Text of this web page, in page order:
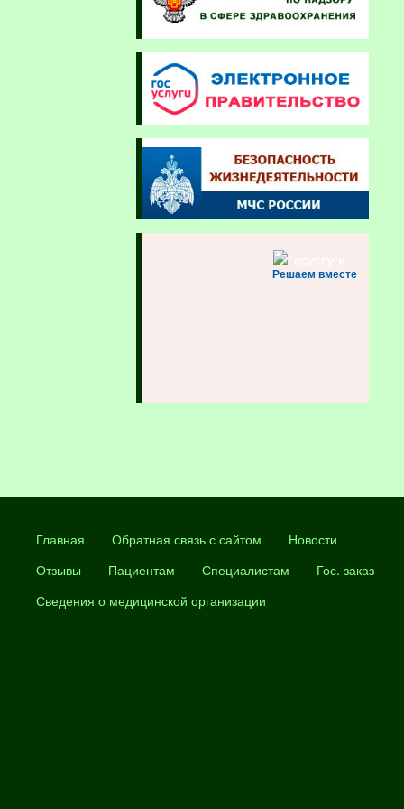
Решаем вместе
Главная Обратная связь с сайтом
Новости
Отзывы
Пациентам Специалистам
Гос. заказ
Сведения о медицинской организации